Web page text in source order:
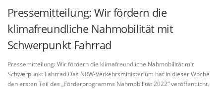
Pressemitteilung: Wir fördern die
klimafreundliche Nahmobilität mit
Schwerpunkt Fahrrad
Pressemitteilung: Wir fördern die klimafreundliche Nahmobilität mit
Schwerpunkt Fahrrad Das NRW-Verkehrsministerium hat in dieser Woche
den ersten Teil des „Förderprogramms Nahmobilität 2022“ veröffentlicht.